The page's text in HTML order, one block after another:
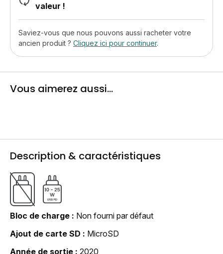
valeur !
Saviez-vous que nous pouvons aussi racheter votre
ancien produit ? Cliquez ici pour continuer.
Vous aimerez aussi...
Description & caractéristiques
Bloc de charge
Non fourni par défaut
Ajout de carte SD
MicroSD
Année de sortie
2020